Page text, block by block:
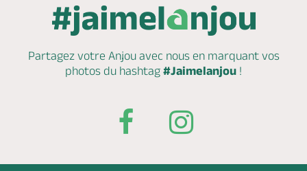
Partagez votre Anjou avec nous en marquantvos
photos du hashtag #Jaimelanjou !